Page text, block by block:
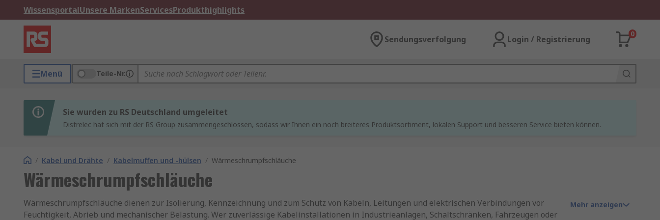
WissensportalUnsere MarkenServicesProdukthighlights
Sendungsverfolgung Login / Registrierung
0
Menü Teile-Nr.
Sie wurden zu RS Deutschland umgeleitet
Distrelec hat sich mit der RS Group zusammengeschlossen, sodass wir Ihnen ein noch breiteres Produktsortiment, lokalen Support und besseren Service bieten können.
/ Kabel und Drähte / Kabelmuffen und -hülsen / Wärmeschrumpfschläuche
Wärmeschrumpfschläuche
Wärmeschrumpfschläuche dienen zur Isolierung, Kennzeichnung und zum Schutz von Kabeln, Leitungen und elektrischen Verbindungen vor
Feuchtigkeit, Abrieb und mechanischer Belastung. Wer zuverlässige Kabelinstallationen in Industrieanlagen, Schaltschränken, Fahrzeugen oder
Mehr anzeigen